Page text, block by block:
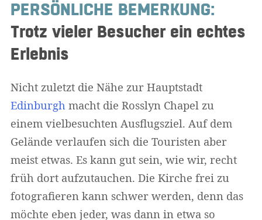
PERSÖNLICHE BEMERKUNG:
Trotz vieler Besucher ein echtes
Erlebnis
Nicht zuletzt die Nähe zur Hauptstadt
Edinburgh macht die Rosslyn Chapel zu
einem vielbesuchten Ausflugsziel. Auf dem
Gelände verlaufen sich die Touristen aber
meist etwas. Es kann gut sein, wie wir, recht
früh dort aufzutauchen. Die Kirche frei zu
fotografieren kann schwer werden, denn das
möchte eben jeder, was dann in etwa so